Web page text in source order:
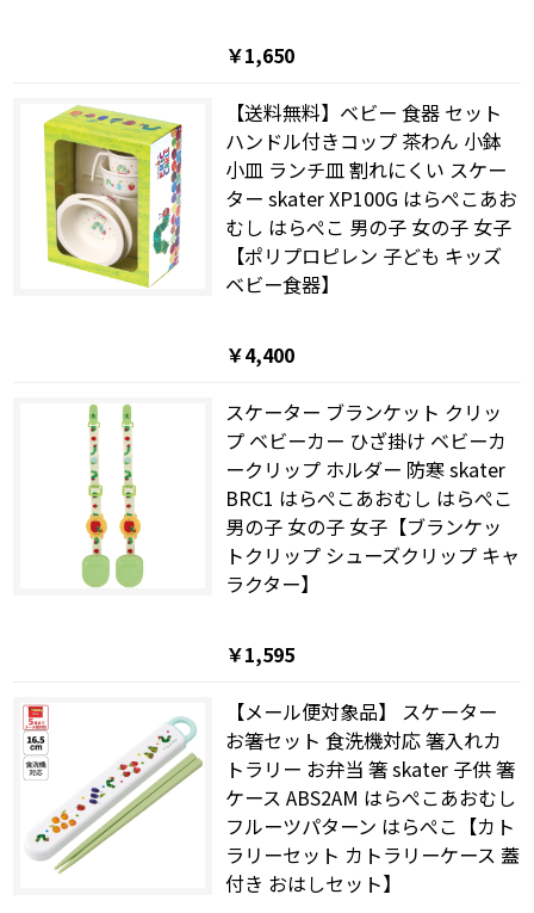
￥1,650
【送料無料】ベビー 食器 セット
ハンドル付きコップ 茶わん 小鉢
小皿 ランチ皿 割れにくい スケー
ター skater XP100G はらぺこあお
むし はらぺこ 男の子 女の子 女子
【ポリプロピレン 子ども キッズ
ベビー食器】
￥4,400
スケーター ブランケット クリッ
プ ベビーカー ひざ掛け ベビーカ
ークリップ ホルダー 防寒 skater
BRC1 はらぺこあおむし はらぺこ
男の子 女の子 女子【ブランケッ
トクリップ シューズクリップ キャ
ラクター】
￥1,595
【メール便対象品】 スケーター
お箸セット 食洗機対応 箸入れカ
トラリー お弁当 箸 skater 子供 箸
ケース ABS2AM はらぺこあおむし
フルーツパターン はらぺこ【カト
ラリーセット カトラリーケース 蓋
付き おはしセット】